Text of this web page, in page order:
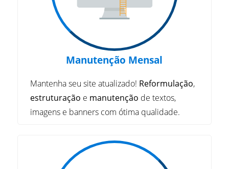
Manutenção Mensal
Mantenha seu site atualizado!Reformulação
estruturação
emanutenção de textos,
imagens e banners com ótima qualidade.